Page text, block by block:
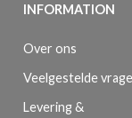
INFORMATION
Over ons
Veelgestelde
Levering &